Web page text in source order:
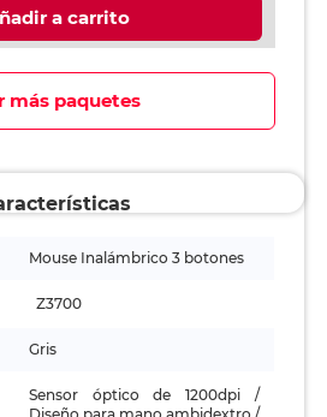
a carrito
más paquetes
Mouse Inalámbrico 3 botones
Z3700
Gris
Sensor óptico de 1200dpi /